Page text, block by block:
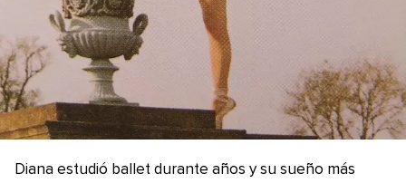
Diana estudió ballet durante años y su sueño más